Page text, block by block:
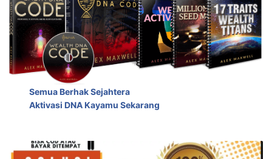
Semua Berhak Sejahtera
Aktivasi DNA Kayamu Sekarang